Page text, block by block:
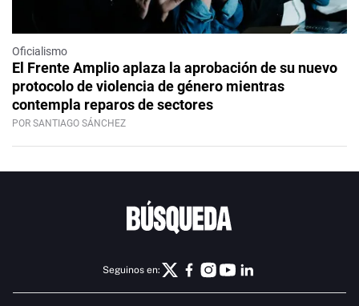
Oficialismo
El Frente Amplio aplaza la aprobación de su nuevo
protocolo de violencia de género mientras
contempla reparos de sectores
POR SANTIAGO SÁNCHEZ
Seguinos en: